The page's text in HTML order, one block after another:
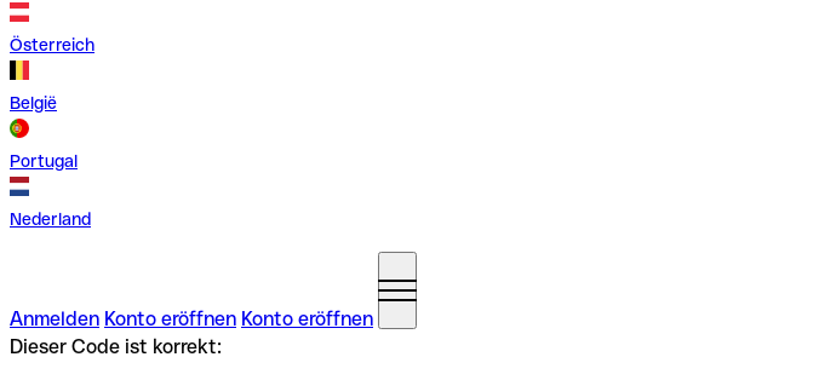
Österreich
België
Portugal
Nederland
Anmelden Konto eröffnen Konto eröffnen
Dieser Code ist korrekt: